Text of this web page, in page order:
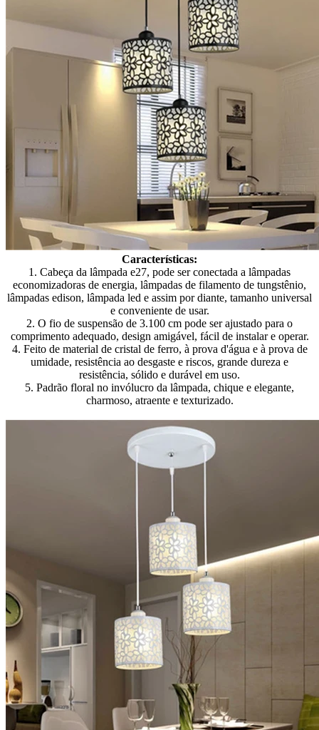
Características:
1. Cabeça da lâmpada e27, pode ser conectada a lâmpadas
economizadoras de energia, lâmpadas de filamento de tungstênio,
lâmpadas edison, lâmpada led e assim por diante, tamanho universal
e conveniente de usar.
2. O fio de suspensão de 3.100 cm pode ser ajustado para o
comprimento adequado, design amigável, fácil de instalar e operar.
4. Feito de material de cristal de ferro, à prova d'água e à prova de
umidade, resistência ao desgaste e riscos, grande dureza e
resistência, sólido e durável em uso.
5. Padrão floral no invólucro da lâmpada, chique e elegante,
charmoso, atraente e texturizado.